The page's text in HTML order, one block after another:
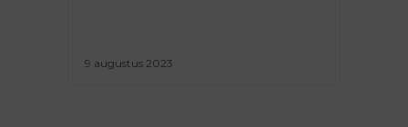
9 augustus 2023